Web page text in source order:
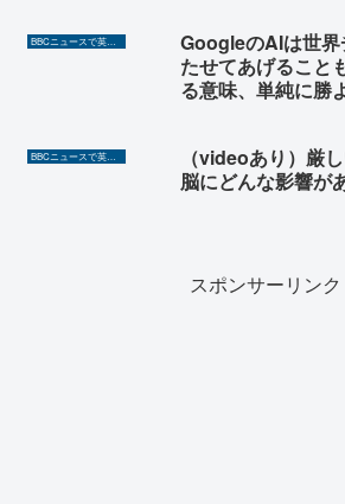
GoogleのAIは世
たせてあげること
る意味、単純に勝
BBCニュースで英語を勉強しよう（TOEIC対策に！）
（videoあり）厳
脳にどんな影響が
スポンサーリンク